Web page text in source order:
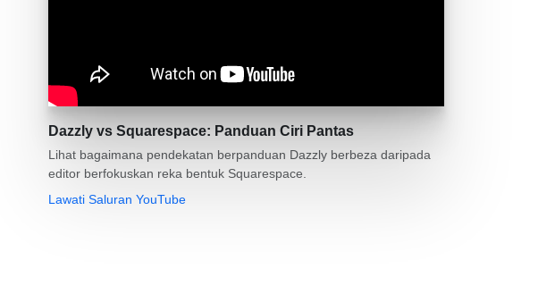
Dazzly vs Squarespace: Panduan Ciri Pantas
Lihat bagaimana pendekatan berpanduan Dazzly berbeza daripada
editor berfokuskan reka bentuk Squarespace.
Lawati Saluran YouTube